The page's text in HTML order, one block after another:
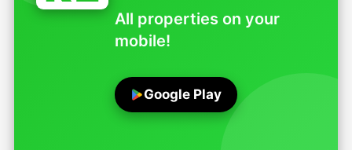
All properties on your
mobile!
Google Play